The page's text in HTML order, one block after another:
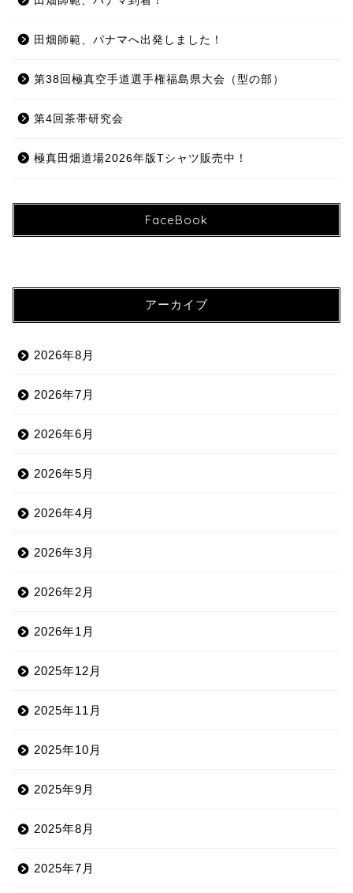
田畑師範、パナマへ出発しました！
第38回極真空手道選手権福島県大会（型の部）
第4回茶帯研究会
極真田畑道場2026年版Tシャツ販売中！
FaceBook
アーカイブ
2026年8月
2026年7月
2026年6月
2026年5月
2026年4月
2026年3月
2026年2月
2026年1月
2025年12月
2025年11月
2025年10月
2025年9月
2025年8月
2025年7月